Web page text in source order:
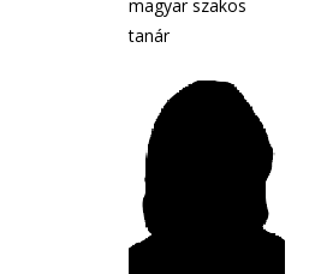
magyar szakos
tanár